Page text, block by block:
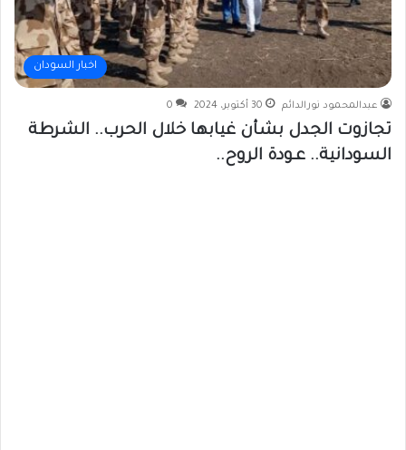
اخبار السودان
عبدالمحمود نورالدائم 30 أكتوبر، 2024 0
تجازوت الجدل بشأن غيابها خلال الحرب.. الشرطة
السودانية.. عـودة الروح..